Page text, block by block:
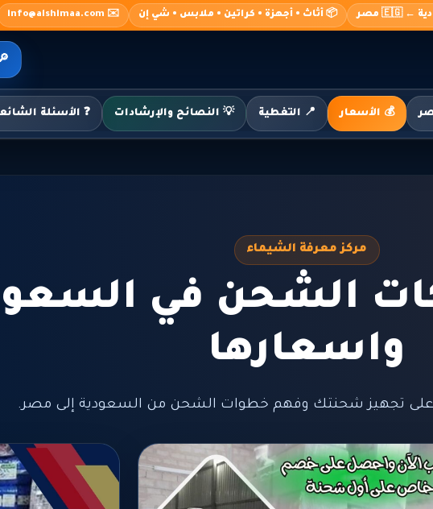
📦 أثاث • أجهزة • كراتين • ملابس • شي إن ✉️ info@alshimaa.com
💰 الأسعار 📍 التغطية 💡 النصائح والإرشادات ❓ الأسئلة
مركز معرفة الشيماء
الشحن في
واسعارها
تجهيز شحنتك وفهم خطوات الشحن من السعودية إلى مصر.